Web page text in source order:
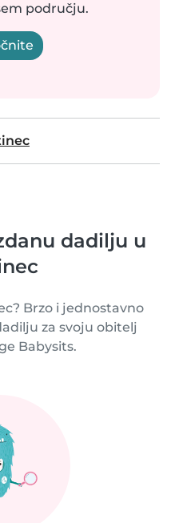
području.
dadilju u
Brzo i jednostavno
za svoju obitelj
Babysits.